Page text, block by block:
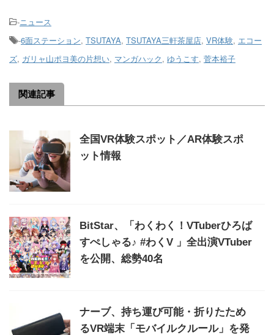
-ニュース
-6面ステーション, TSUTAYA, TSUTAYA三軒茶屋店, VR体験, エコー
ズ, ガリャ山ポヨ美の片想い, マンガハック, ゆうこす, 菅本裕子
関連記事
全国VR体験スポット／AR体験スポ
ット情報
BitStar、「わくわく！VTuberひろば
すぺしゃる♪ #わくV 」全出演VTuber
を公開、総勢40名
ナーブ、持ち運び可能・折りたため
るVR端末「モバイルクルール」を発